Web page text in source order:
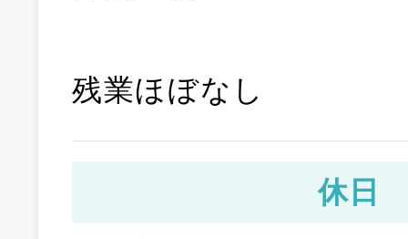
残業ほぼなし
休日